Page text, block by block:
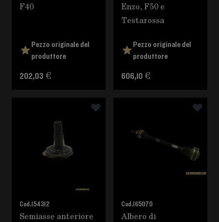
F40
Pezzo originale del
produttore
202,03 €
Enzo, F50 e
Testarossa
Pezzo originale del
produttore
606,10 €
Cod.154312
Semiasse anteriore
Cod.165070
Albero di